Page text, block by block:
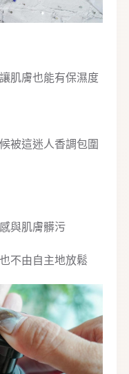
肌膚也能有保濕度
被這迷人香調包圍
與肌膚髒污
不由自主地放鬆